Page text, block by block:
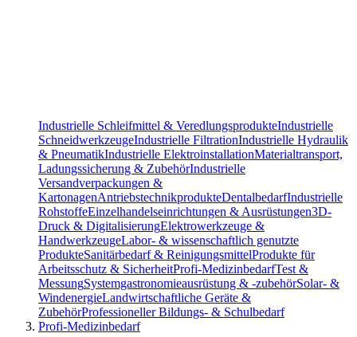
Industrielle Schleifmittel & VeredlungsprodukteIndustrielle
SchneidwerkzeugeIndustrielle FiltrationIndustrielle Hydraulik
& PneumatikIndustrielle ElektroinstallationMaterialtransport,
Ladungssicherung & ZubehörIndustrielle
Versandverpackungen &
KartonagenAntriebstechnikprodukteDentalbedarfIndustrielle
RohstoffeEinzelhandelseinrichtungen & Ausrüstungen3D-
Druck & DigitalisierungElektrowerkzeuge &
HandwerkzeugeLabor- & wissenschaftlich genutzte
ProdukteSanitärbedarf & ReinigungsmittelProdukte für
Arbeitsschutz & SicherheitProfi-MedizinbedarfTest &
MessungSystemgastronomieausrüstung & -zubehörSolar- &
WindenergieLandwirtschaftliche Geräte &
ZubehörProfessioneller Bildungs- & Schulbedarf
Profi-Medizinbedarf